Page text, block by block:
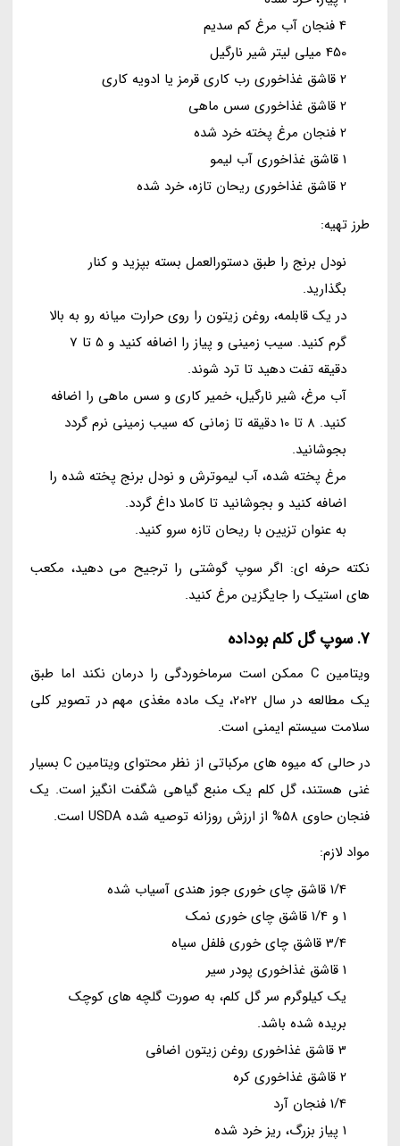
4 فنجان آب مرغ کم سدیم
450 میلی لیتر شیر نارگیل
2 قاشق غذاخوری رب کاری قرمز یا ادویه کاری
2 قاشق غذاخوری سس ماهی
2 فنجان مرغ پخته خرد شده
1 قاشق غذاخوری آب لیمو
2 قاشق غذاخوری ریحان تازه، خرد شده
طرز تهیه:
نودل برنج را طبق دستورالعمل بسته بپزید و کنار
بگذارید.
در یک قابلمه، روغن زیتون را روی حرارت میانه رو به بالا
گرم کنید. سیب زمینی و پیاز را اضافه کنید و 5 تا 7
دقیقه تفت دهید تا ترد شوند.
آب مرغ، شیر نارگیل، خمیر کاری و سس ماهی را اضافه
کنید. 8 تا 10 دقیقه تا زمانی که سیب زمینی نرم گردد
بجوشانید.
مرغ پخته شده، آب لیموترش و نودل برنج پخته شده را
اضافه کنید و بجوشانید تا کاملا داغ گردد.
به عنوان تزیین با ریحان تازه سرو کنید.
نکته حرفه ای: اگر سوپ گوشتی را ترجیح می دهید، مکعب
های استیک را جایگزین مرغ کنید.
7. سوپ گل کلم بوداده
ویتامین C ممکن است سرماخوردگی را درمان نکند اما طبق
یک مطالعه در سال 2022، یک ماده مغذی مهم در تصویر کلی
سلامت سیستم ایمنی است.
در حالی که میوه های مرکباتی از نظر محتوای ویتامین C بسیار
غنی هستند، گل کلم یک منبع گیاهی شگفت انگیز است. یک
فنجان حاوی 58% از ارزش روزانه توصیه شده USDA است.
مواد لازم:
1/4 قاشق چای خوری جوز هندی آسیاب شده
1 و 1/4 قاشق چای خوری نمک
3/4 قاشق چای خوری فلفل سیاه
1 قاشق غذاخوری پودر سیر
یک کیلوگرم سر گل کلم، به صورت گلچه های کوچک
بریده شده باشد.
3 قاشق غذاخوری روغن زیتون اضافی
2 قاشق غذاخوری کره
1/4 فنجان آرد
1 پیاز بزرگ، ریز خرد شده